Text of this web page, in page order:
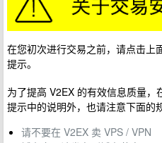
在您初次进行交易之前，请点击上
提示。
为了提高 V2EX 的有效信息质量
提示中的说明外，也请注意下面的
请不要在 V2EX 卖 VPS / VPN